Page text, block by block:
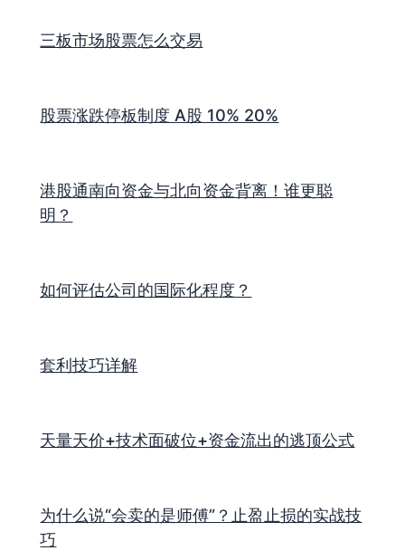
三板市场股票怎么交易
股票涨跌停板制度 A股 10% 20%
港股通南向资金与北向资金背离！谁更聪
明？
如何评估公司的国际化程度？
套利技巧详解
天量天价+技术面破位+资金流出的逃顶公式
为什么说“会卖的是师傅”？止盈止损的实战技
巧